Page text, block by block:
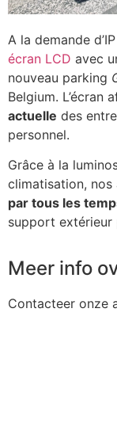
A la demande
écran LCD avec
nouveau parking
Belgium. L’écran
actuelle des
personnel.
Grâce à la
climatisation, nos
par tous les
support extérieur
Meer info
Contacteer onze